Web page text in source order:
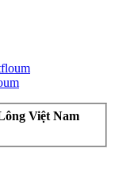
Việt Nam